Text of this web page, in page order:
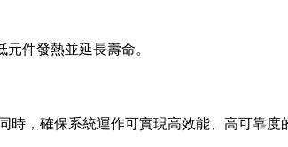
件發熱並延長壽命。
，確保系統運作可實現高效能、高可靠度